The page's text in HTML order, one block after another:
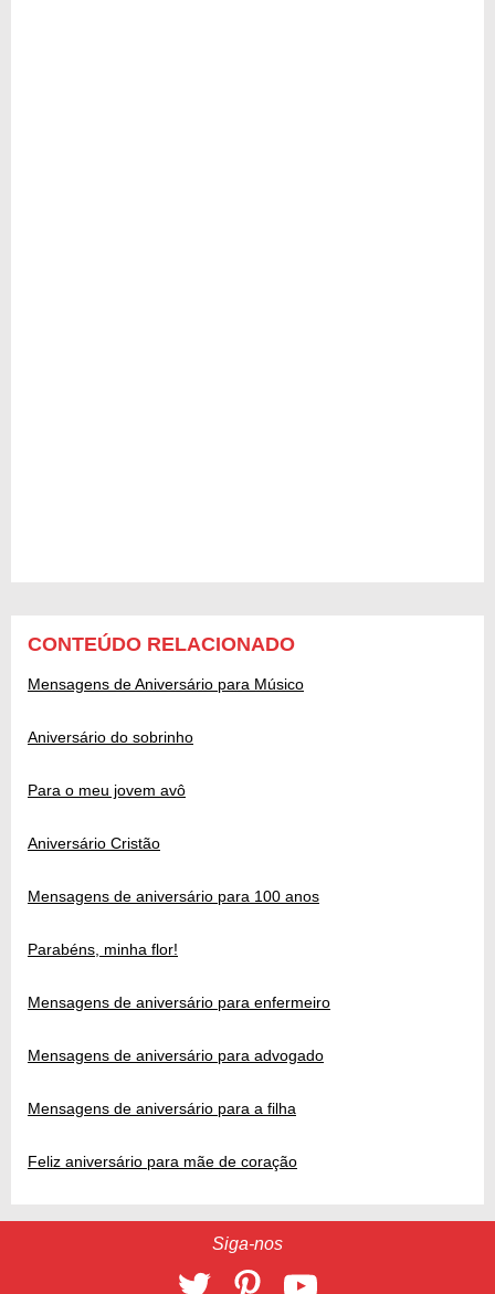
CONTEÚDO RELACIONADO
Mensagens de Aniversário para Músico
Aniversário do sobrinho
Para o meu jovem avô
Aniversário Cristão
Mensagens de aniversário para 100 anos
Parabéns, minha flor!
Mensagens de aniversário para enfermeiro
Mensagens de aniversário para advogado
Mensagens de aniversário para a filha
Feliz aniversário para mãe de coração
Siga-nos